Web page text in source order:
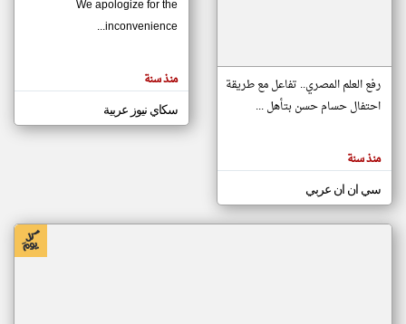
مصادر الأخبار من موريتانيا
اخبار موريتانيا على مدار الساعة
أهم اخبار موريتانيا العاجلة والمباشرة
المقالات
الموجوده
هنا عن
رفع العلم المصري.. تفاعل مع طريقة
احتفال حسام حسن بتأهل ...
منذ سنة
سي ان ان عربي
We apologize for the
inconvenience...
منذ سنة
سكاي نيوز عربية
klyoum.com